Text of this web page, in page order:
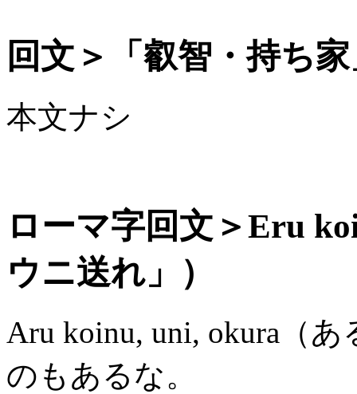
回文＞「叡智・持ち
本文ナシ
ローマ字回文＞Eru
ウニ送れ」）
Aru koinu, uni, okura（
のもあるな。